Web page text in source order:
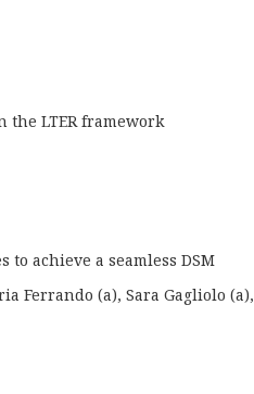
the LTER framework
achieve a seamless DSM
Ferrando (a), Sara Gagliolo (a),